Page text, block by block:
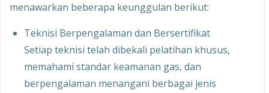
menawarkan beberapa keunggulan berikut:
Teknisi Berpengalaman dan Bersertifikat
Setiap teknisi telah dibekali pelatihan khusus,
memahami standar keamanan gas, dan
berpengalaman menangani berbagai jenis